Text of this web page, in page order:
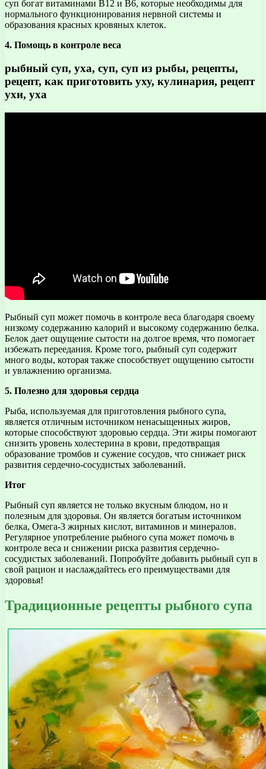
суп богат витаминами В12 и В6, которые необходимы для
нормального функционирования нервной системы и
образования красных кровяных клеток.
4. Помощь в контроле веса
рыбный суп, уха, суп, суп из рыбы, рецепты,
рецепт, как приготовить уху, кулинария, рецепт
ухи, уха
Рыбный суп может помочь в контроле веса благодаря своему
низкому содержанию калорий и высокому содержанию белка.
Белок дает ощущение сытости на долгое время, что помогает
избежать переедания. Кроме того, рыбный суп содержит
много воды, которая также способствует ощущению сытости
и увлажнению организма.
5. Полезно для здоровья сердца
Рыба, используемая для приготовления рыбного супа,
является отличным источником ненасыщенных жиров,
которые способствуют здоровью сердца. Эти жиры помогают
снизить уровень холестерина в крови, предотвращая
образование тромбов и сужение сосудов, что снижает риск
развития сердечно-сосудистых заболеваний.
Итог
Рыбный суп является не только вкусным блюдом, но и
полезным для здоровья. Он является богатым источником
белка, Омега-3 жирных кислот, витаминов и минералов.
Регулярное употребление рыбного супа может помочь в
контроле веса и снижении риска развития сердечно-
сосудистых заболеваний. Попробуйте добавить рыбный суп в
свой рацион и наслаждайтесь его преимуществами для
здоровья!
Традиционные рецепты рыбного супа